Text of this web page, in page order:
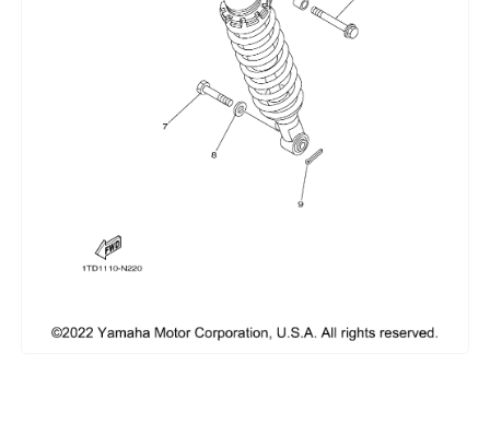
Топливная система
Тормозная система